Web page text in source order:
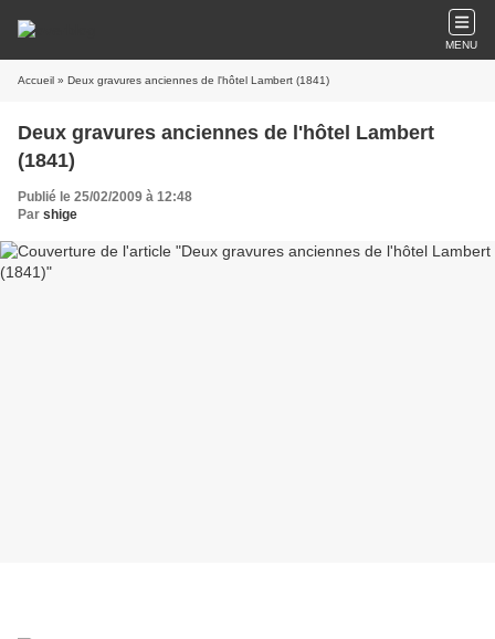
MENU
Accueil » Deux gravures anciennes de l'hôtel Lambert (1841)
Deux gravures anciennes de l'hôtel Lambert
(1841)
Publié le 25/02/2009 à 12:48
Par shige